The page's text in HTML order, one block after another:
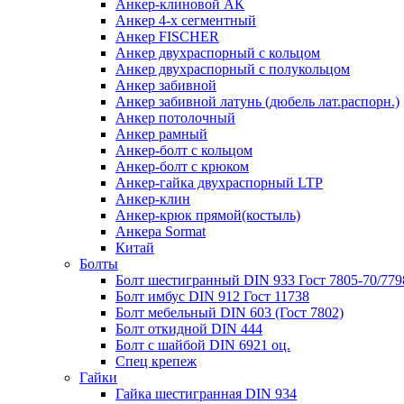
Анкер-клиновой АК
Анкер 4-х сегментный
Анкер FISCHER
Анкер двухраспорный с кольцом
Анкер двухраспорный с полукольцом
Анкер забивной
Анкер забивной латунь (дюбель лат.распорн.)
Анкер потолочный
Анкер рамный
Анкер-болт с кольцом
Анкер-болт с крюком
Анкер-гайка двухраспорный LTP
Анкер-клин
Анкер-крюк прямой(костыль)
Анкера Sormat
Китай
Болты
Болт шестигранный DIN 933 Гост 7805-70/
Болт имбус DIN 912 Гост 11738
Болт мебельный DIN 603 (Гост 7802)
Болт откидной DIN 444
Болт с шайбой DIN 6921 оц.
Спец крепеж
Гайки
Гайка шестигранная DIN 934